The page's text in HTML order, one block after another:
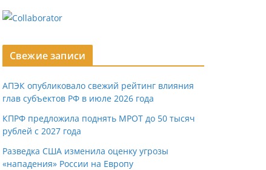
Свежие записи
АПЭК опубликовало свежий рейтинг влияния
глав субъектов РФ в июле 2026 года
КПРФ предложила поднять МРОТ до 50 тысяч
рублей с 2027 года
Разведка США изменила оценку угрозы
«нападения» России на Европу